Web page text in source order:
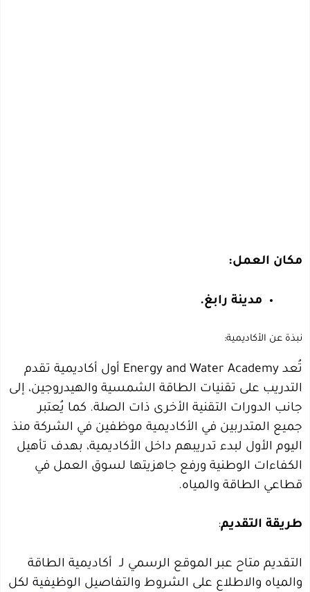
مكان العمل:
مدينة رابغ.
نبذة عن الأكاديمية:
تُعد Energy and Water Academy أول أكاديمية تقدم
التدريب على تقنيات الطاقة الشمسية والهيدروجين، إلى
جانب الدورات التقنية الأخرى ذات الصلة. كما يُعتبر
جميع المتدربين في الأكاديمية موظفين في الشركة منذ
اليوم الأول لبدء تدريبهم داخل الأكاديمية، بهدف تأهيل
الكفاءات الوطنية ورفع جاهزيتها لسوق العمل في
قطاعي الطاقة والمياه.
طريقة التقديم:
التقديم متاح عبر الموقع الرسمي لـ
أكاديمية الطاقة
والمياه والاطلاع على الشروط والتفاصيل الوظيفية لكل